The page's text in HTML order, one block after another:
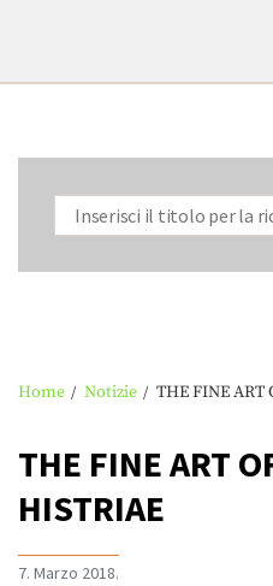
Home Notizie THE FINE ART
THE FINE ART
HISTRIAE
7. Marzo 2018.